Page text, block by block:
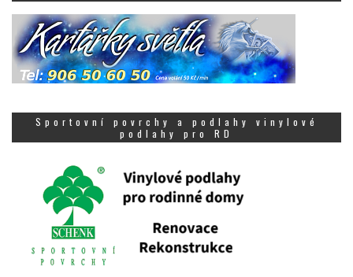
Sportovní povrchy a podlahy vinylové
podlahy pro RD